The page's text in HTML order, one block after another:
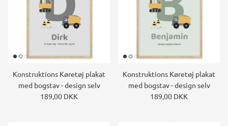
Konstruktions Køretøj plakat
med bogstav - design selv
189,00 DKK
Konstruktions Køretøj plakat
med bogstav - design selv
189,00 DKK